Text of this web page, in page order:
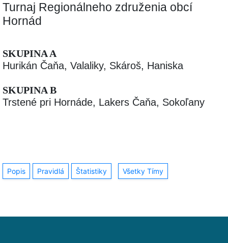
Turnaj Regionálneho združenia obcí
Hornád
SKUPINA A
Hurikán Čaňa, Valaliky, Skároš, Haniska
SKUPINA B
Trstené pri Hornáde, Lakers Čaňa, Sokoľany
Popis Pravidlá Štatistiky Všetky Tímy